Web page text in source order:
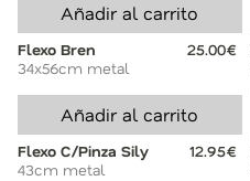
Añadir al carrito
Flexo Bren
25.00€
34x56cm metal
Añadir al carrito
Flexo C/Pinza Sily
12.95€
43cm metal